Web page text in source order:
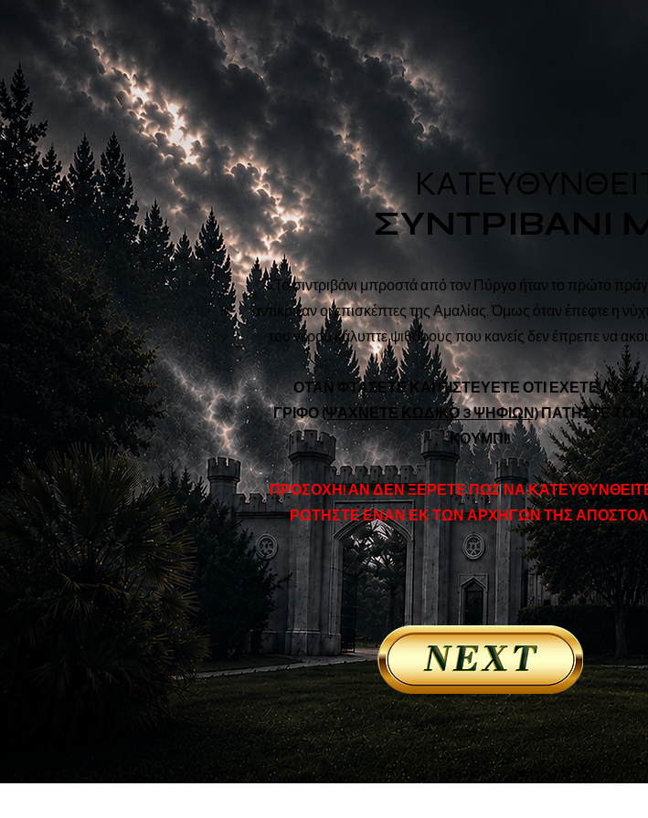
ΣΥΝΤΡΙΒΑΝΙ
«Το σιντριβάνι μπροστά από τον Πύργο ήταν το πρώτο
αντίκριζαν οι επισκέπτες της Αμαλίας. Όμως όταν έπεφτε η
του νερού κάλυπτε ψιθύρους που κανείς δεν έπρεπε να
ΟΤΑΝ ΦΤΑΣΕΤΕ ΚΑΙ ΠΙΣΤΕΥΕΤΕ ΟΤΙ ΕΧΕΤΕ ΛΥΣΕΙ
ΓΡΙΦΟ(ΨΑΧΝΕΤΕ ΚΩΔΙΚΟ 3 ΨΗΦΙΩΝ)ΠΑΤΗΣΤΕ ΤΟ
ΚΟΥΜΠΙ!
ΠΡΟΣΟΧΗ! ΑΝ ΔΕΝ ΞΕΡΕΤΕ ΠΩΣ ΝΑ ΚΑΤΕΥΘΥΝΘΕΙΤΕ
ΡΩΤΗΣΤΕ ΕΝΑΝ ΕΚ ΤΩΝ ΑΡΧΗΓΩΝ ΤΗΣ